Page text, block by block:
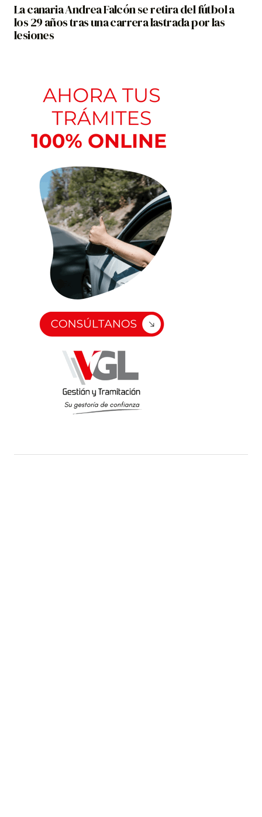
La canaria Andrea Falcón se retira del fútbol a
los 29 años tras una carrera lastrada por las
lesiones